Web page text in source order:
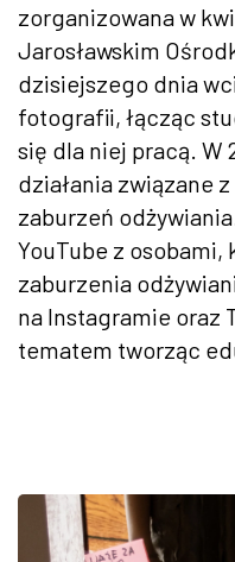
zorganizowana w
Jarosławskim
dzisiejszego dnia
fotografii, łącząc
się dla niej pracą. W
działania związane
zaburzeń
YouTube z osobami,
zaburzenia
na Instagramie oraz
tematem tworząc